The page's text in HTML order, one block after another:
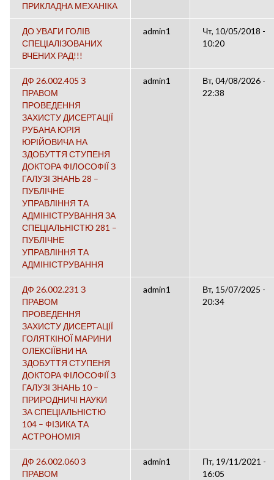
ПРИКЛАДНА МЕХАНІКА
ДО УВАГИ ГОЛІВ
СПЕЦІАЛІЗОВАНИХ
ВЧЕНИХ РАД!!!
admin1
Чт, 10/05/2018 -
10:20
ДФ 26.002.405 З
ПРАВОМ
ПРОВЕДЕННЯ
ЗАХИСТУ ДИСЕРТАЦІЇ
РУБАНА ЮРІЯ
ЮРІЙОВИЧА НА
ЗДОБУТТЯ СТУПЕНЯ
ДОКТОРА ФІЛОСОФІЇ З
ГАЛУЗІ ЗНАНЬ 28 –
ПУБЛІЧНЕ
УПРАВЛІННЯ ТА
АДМІНІСТРУВАННЯ ЗА
СПЕЦІАЛЬНІСТЮ 281 –
ПУБЛІЧНЕ
УПРАВЛІННЯ ТА
АДМІНІСТРУВАННЯ
admin1
Вт, 04/08/2026 -
22:38
ДФ 26.002.231 З
ПРАВОМ
ПРОВЕДЕННЯ
ЗАХИСТУ ДИСЕРТАЦІЇ
ГОЛЯТКІНОЇ МАРИНИ
ОЛЕКСІЇВНИ НА
ЗДОБУТТЯ СТУПЕНЯ
ДОКТОРА ФІЛОСОФІЇ З
ГАЛУЗІ ЗНАНЬ 10 –
ПРИРОДНИЧІ НАУКИ
ЗА СПЕЦІАЛЬНІСТЮ
104 – ФІЗИКА ТА
АСТРОНОМІЯ
admin1
Вт, 15/07/2025 -
20:34
ДФ 26.002.060 З
ПРАВОМ
admin1
Пт, 19/11/2021 -
16:05